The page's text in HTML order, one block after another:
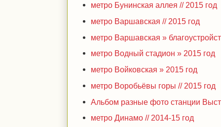
метро Бунинская аллея // 2015 год
метро Варшавская // 2015 год
метро Варшавская »
метро Водный стадион » 2015 год
метро Войковская » 2015 год
метро Воробьёвы горы // 2015 год
Альбом разные фото станции
метро Динамо // 2014-15 год